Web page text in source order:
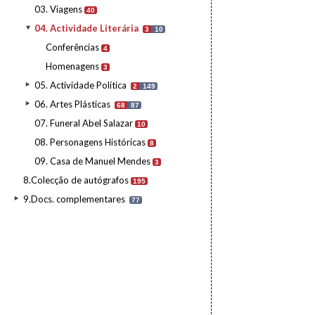
03. Viagens 40
04. Actividade Literária 3 10
Conferências 4
Homenagens 3
05. Actividade Política 2 149
06. Artes Plásticas 68 87
07. Funeral Abel Salazar 10
08. Personagens Históricas 8
09. Casa de Manuel Mendes 3
8.Colecção de autógrafos 195
9.Docs. complementares 77